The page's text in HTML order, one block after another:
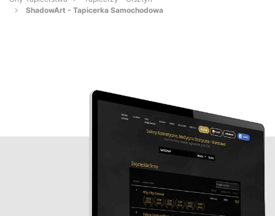
ShadowArt - Tapicerka Samochodowa